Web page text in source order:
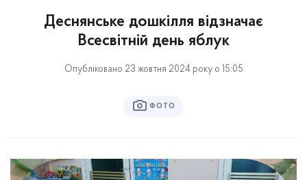
Деснянське дошкілля відзначає
Всесвітній день яблук
Опубліковано 23 жовтня 2024 року о 15:05
ФОТО